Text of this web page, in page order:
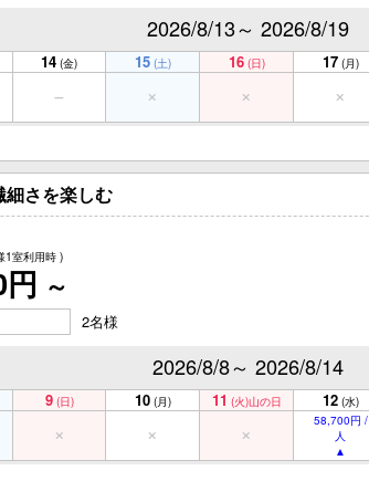
2026/8/13～ 2026/8/19
14 (金) 15 (土) 16 (日) 17 (月)
細さを楽しむ
1室利用時 )
～
2名様
2026/8/8～ 2026/8/14
9 (日) 10 (月) 11 (火)山の日 12 (水)
58,700円 /
人